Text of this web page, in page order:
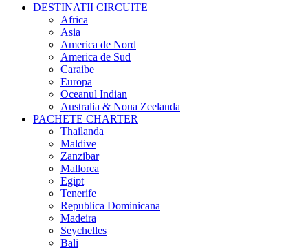
DESTINATII CIRCUITE
Africa
Asia
America de Nord
America de Sud
Caraibe
Europa
Oceanul Indian
Australia & Noua Zeelanda
PACHETE CHARTER
Thailanda
Maldive
Zanzibar
Mallorca
Egipt
Tenerife
Republica Dominicana
Madeira
Seychelles
Bali